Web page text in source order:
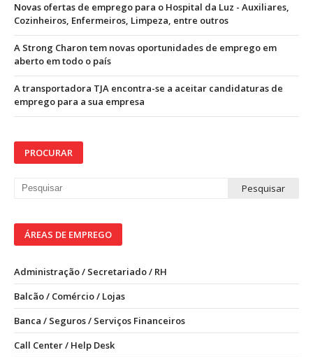
Novas ofertas de emprego para o Hospital da Luz - Auxiliares,
Cozinheiros, Enfermeiros, Limpeza, entre outros
A Strong Charon tem novas oportunidades de emprego em
aberto em todo o país
A transportadora TJA encontra-se a aceitar candidaturas de
emprego para a sua empresa
PROCURAR
ÁREAS DE EMPREGO
Administração / Secretariado / RH
Balcão / Comércio / Lojas
Banca / Seguros / Serviços Financeiros
Call Center / Help Desk